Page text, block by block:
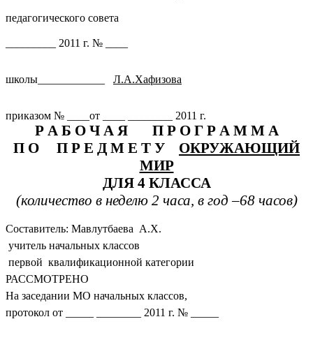
педагогического совета
_________ 2011 г. № ____
школы____________ Л.А.Хафизова
приказом № ____от ____ ________ 2011 г.
Р А Б О Ч А Я П Р О Г Р А М М А
П О П Р Е Д М Е Т У ОКРУЖАЮЩИЙ
МИР
ДЛЯ 4 КЛАССА
(количество в неделю 2 часа, в год –68 часов)
Составитель: Мавлутбаева А.Х.
учитель начальных классов
первой квалификационной категории
РАССМОТРЕНО
На заседании МО начальных классов,
протокол от _____ ________ 2011 г. № _____